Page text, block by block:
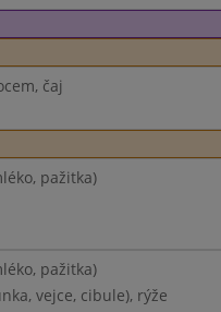
čaj
pažitka)
pažitka)
vejce, cibule), rýže